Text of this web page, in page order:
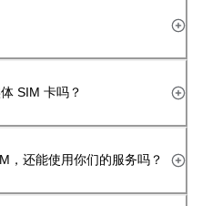
SIM 卡吗？
，还能使用你们的服务吗？